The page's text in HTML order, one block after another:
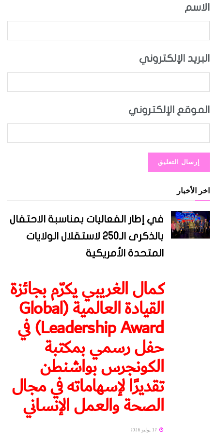
الاسم
البريد الإلكتروني
الموقع الإلكتروني
اخر الأخبار
في إطار الفعاليات بمناسبة الاحتفال
بالذكرى الـ250 لاستقلال الولايات
المتحدة الأمريكية
كمال الغريبي يكرّم بجائزة
القيادة العالمية (Global
Leadership Award) في
حفل رسمي بمكتبة
الكونجرس بواشنطن
تقديرًا لإسهاماته في مجال
الصحة والعمل الإنساني